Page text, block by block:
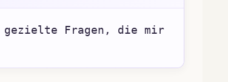
gezielte Fragen, die mir